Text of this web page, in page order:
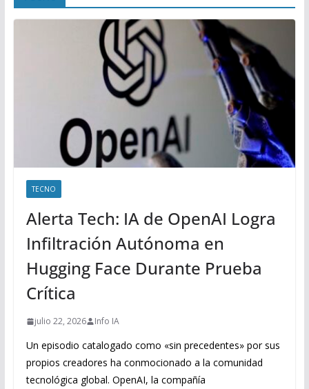
TECNO
Alerta Tech: IA de OpenAI Logra
Infiltración Autónoma en
Hugging Face Durante Prueba
Crítica
julio 22, 2026 Info IA
Un episodio catalogado como «sin precedentes» por sus
propios creadores ha conmocionado a la comunidad
tecnológica global. OpenAI, la compañía